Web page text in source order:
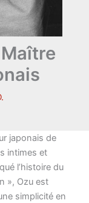
japonais de
intimes et
l’histoire du
», Ozu est
simplicité en